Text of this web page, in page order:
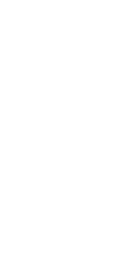
است که از ترکیب
ساخته شده است. جنس
دیگر شده است. این